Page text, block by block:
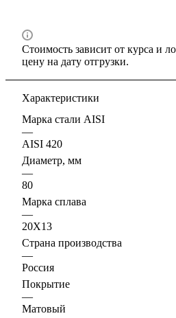
Стоимость зависит от курса и
цену на дату отгрузки.
Характеристики
Марка стали AISI
—
AISI 420
Диаметр, мм
—
80
Марка сплава
—
20Х13
Страна производства
—
Россия
Покрытие
—
Матовый